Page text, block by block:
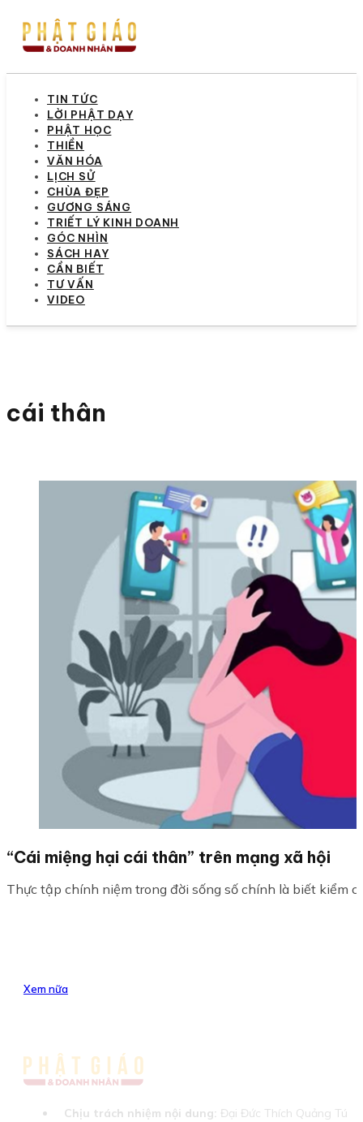
TIN TỨC
LỜI PHẬT DẠY
PHẬT HỌC
THIỀN
VĂN HÓA
LỊCH SỬ
CHÙA ĐẸP
GƯƠNG SÁNG
TRIẾT LÝ KINH DOANH
GÓC NHÌN
SÁCH HAY
CẦN BIẾT
TƯ VẤN
VIDEO
cái thân
“Cái miệng hại cái thân” trên mạng xã hội
Thực tập chính niệm trong đời sống số chính là biết kiểm
Xem nữa
Chịu trách nhiệm nội dung: Đại Đức Thích Quảng Tú